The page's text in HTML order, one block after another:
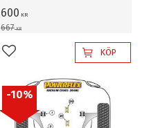
insats (79mm Option)
600 KR
667KR
Lägg till i favoriterKÖP
10%